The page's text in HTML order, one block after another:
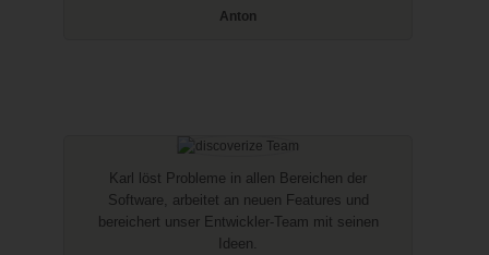
Anton
Karl löst Probleme in allen Bereichen der
Software, arbeitet an neuen Features und
bereichert unser Entwickler-Team mit seinen
Ideen.